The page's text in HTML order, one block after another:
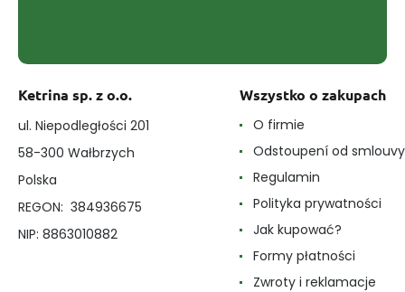
Ketrina sp. z o.o.
ul. Niepodległości 201
58-300 Wałbrzych
Polska
REGON: 384936675
NIP: 8863010882
Wszystko o zakupach
O firmie
Odstoupení od smlouvy
Regulamin
Polityka prywatności
Jak kupować?
Formy płatności
Zwroty i reklamacje